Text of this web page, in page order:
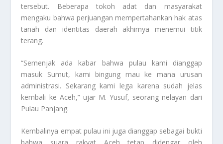
tersebut. Beberapa tokoh adat dan masyarakat
mengaku bahwa perjuangan mempertahankan hak atas
tanah dan identitas daerah akhirnya menemui titik
terang.
“Semenjak ada kabar bahwa pulau kami dianggap
masuk Sumut, kami bingung mau ke mana urusan
administrasi. Sekarang kami lega karena sudah jelas
kembali ke Aceh,” ujar M. Yusuf, seorang nelayan dari
Pulau Panjang.
Kembalinya empat pulau ini juga dianggap sebagai bukti